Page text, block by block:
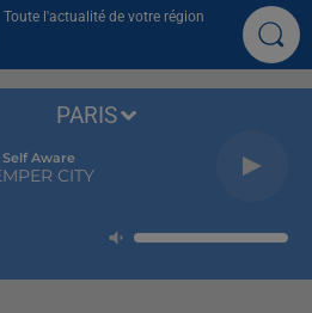
Toute l'actualité de votre région
Self Aware
CITY
PARIS